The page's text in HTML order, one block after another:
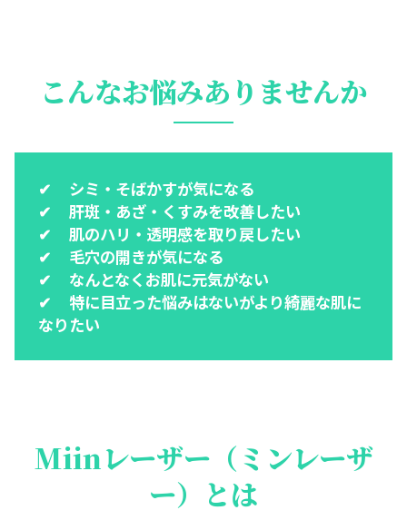
こんなお悩みありませんか
シミ・そばかすが気になる
肝斑・あざ・くすみを改善したい
肌のハリ・透明感を取り戻したい
毛穴の開きが気になる
なんとなくお肌に元気がない
特に目立った悩みはないがより綺麗な肌に
なりたい
Miinレーザー（ミンレーザ
ー）とは